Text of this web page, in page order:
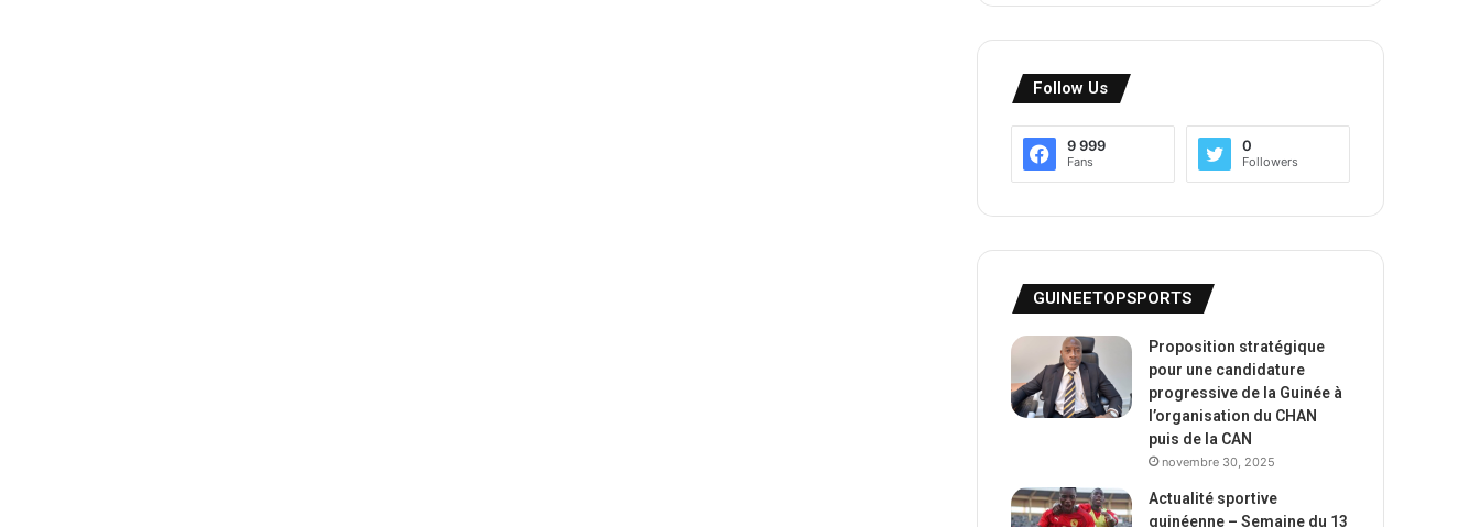
Follow Us
9 999
Fans
0
Followers
GUINEETOPSPORTS
Proposition stratégique
pour une candidature
progressive de la Guinée à
l’organisation du CHAN
puis de la CAN
novembre 30, 2025
Actualité sportive
guinéenne – Semaine du 13